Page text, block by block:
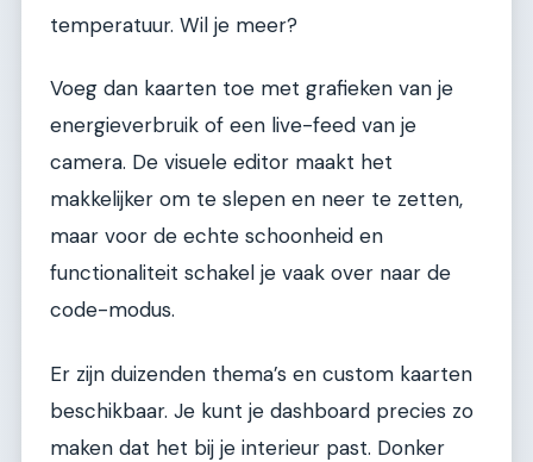
temperatuur. Wil je meer?
Voeg dan kaarten toe met grafieken van je
energieverbruik of een live-feed van je
camera. De visuele editor maakt het
makkelijker om te slepen en neer te zetten,
maar voor de echte schoonheid en
functionaliteit schakel je vaak over naar de
code-modus.
Er zijn duizenden thema’s en custom kaarten
beschikbaar. Je kunt je dashboard precies zo
maken dat het bij je interieur past. Donker